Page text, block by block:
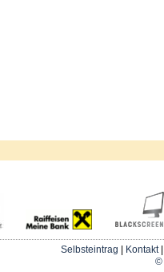
Selbsteintrag Kontakt
©